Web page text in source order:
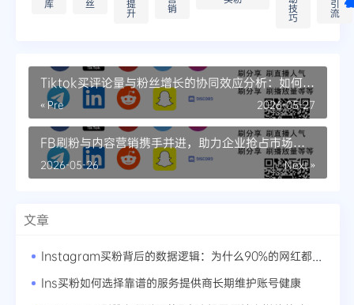
库 丝 提
升 销 技
巧
引
流
Tiktok买评论量与粉丝增长的协同效应分析：如何用
互动数据欺骗算法
« Pre 2026-05-27
FB刷粉与内容营销携手并进，助力企业抢占市场高
地
Next »
2026-05-26
文章
Ins买粉如何选择靠谱的服务提供商长期维护账号健康